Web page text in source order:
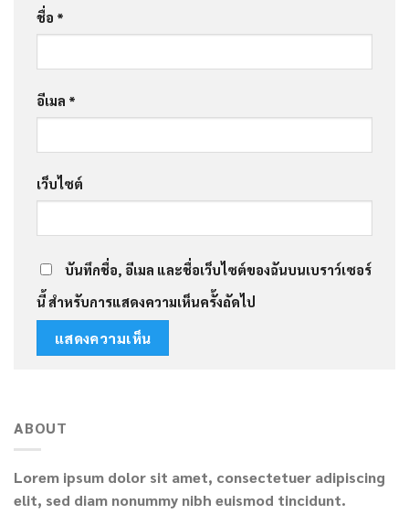
ชื่อ *
อีเมล *
เว็บไซต์
บันทึกชื่อ, อีเมล และชื่อเว็บไซต์ของฉันบนเบราว์เซอร์
นี้ สำหรับการแสดงความเห็นครั้งถัดไป
ABOUT
Lorem ipsum dolor sit amet, consectetuer adipiscing
elit, sed diam nonummy nibh euismod tincidunt.